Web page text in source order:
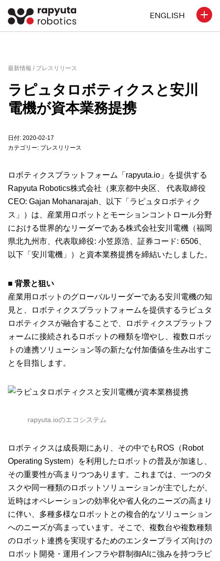
ENGLISH
最新情報 / プレスリリース
ラピュタロボティクスと安川
電機が資本業務提携
日付: 2020-02-17
カテゴリー: プレスリリース
ロボティクスプラットフォーム「rapyuta.io」を提供する
Rapyuta Robotics株式会社（東京都中央区、 代表取締役
CEO: Gajan Mohanarajah、以下「ラピュタロボティク
ス」）は、産業用ロボットとモーションコントロール分野
における世界的なリーダーである株式会社安川電機（福岡
県北九州市、代表取締役: 小笠原浩、証券コード: 6506、
以下「安川電機」）と資本業務提携を締結いたしました。
■ 背景と狙い
産業用ロボットのグローバルリーダーである安川電機の知
見と、ロボティクスプラットフォームを提供するラピュタ
ロボティクスが融合することで、ロボティクスプラットフ
ォームに接続されるロボットの種類を増やし、複数ロボッ
トの連携ソリューション等の新たな付加価値を生み出すこ
とを目指します。
rapyuta.ioのエコシステム
ロボティクスは成長期にあり、その中でもROS（Robot
Operating System）を利用したロボットの普及が加速し、
その重要性が高まりつつあります。これまでは、一つのタ
スクや同一種類のロボットソリューションが主でしたが、
近時はオペレーションの効率化や省人化のニーズの高まり
に伴い、多種多様なロボットとの複合的なソリューション
へのニーズが高まっています。そこで、複数台や複数種類
のロボット連携を実現するためのエンタープライズ向けの
ロボット開発・運用インフラや群制御AIに強みを持つラピ